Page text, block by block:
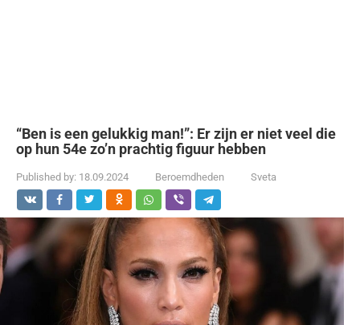
“Ben is een gelukkig man!”: Er zijn er niet veel die
op hun 54e zo’n prachtig figuur hebben
Published by: 18.09.2024 Beroemdheden Sveta